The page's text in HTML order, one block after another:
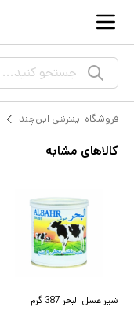
جستجو کنید...
فروشگاه اینترنتی این‌چند
کالاهای مشابه
شیر عسل البحر 387 گرم